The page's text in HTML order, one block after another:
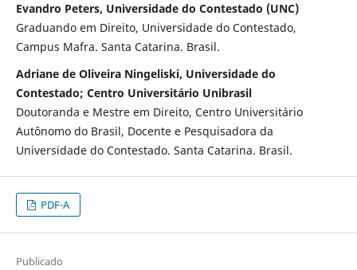
Evandro Peters, Universidade do Contestado (UNC)
Graduando em Direito, Universidade do Contestado,
Campus Mafra. Santa Catarina. Brasil.
Adriane de Oliveira Ningeliski, Universidade do
Contestado; Centro Universitário Unibrasil
Doutoranda e Mestre em Direito, Centro Universitário
Autônomo do Brasil, Docente e Pesquisadora da
Universidade do Contestado. Santa Catarina. Brasil.
PDF-A
Publicado